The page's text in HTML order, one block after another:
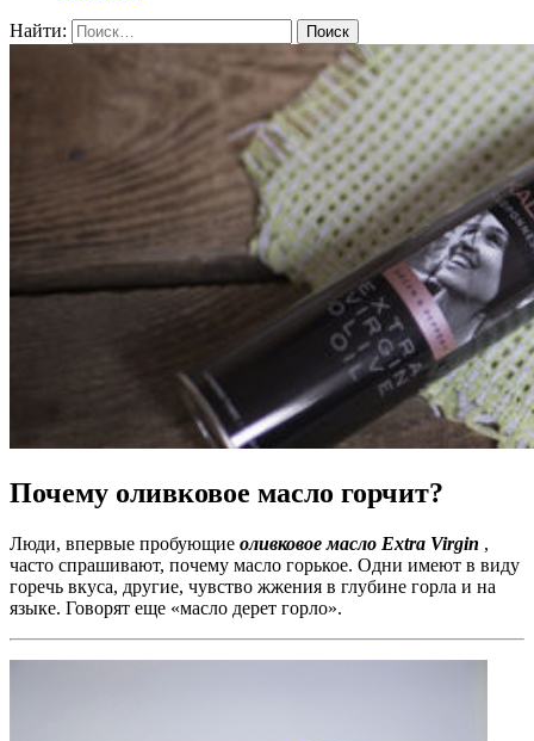
Найти:
Почему оливковое масло горчит?
Люди, впервые пробующие оливковое масло Extra Virgin ,
часто спрашивают, почему масло горькое. Одни имеют в виду
горечь вкуса, другие, чувство жжения в глубине горла и на
языке. Говорят еще «масло дерет горло».